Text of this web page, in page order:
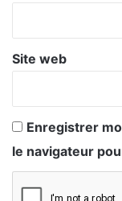
Site web
Enregistrer
le navigateur